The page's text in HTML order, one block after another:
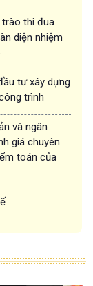
trào thi đua
diện nhiệm
tư xây dựng
trình
và ngân
giá chuyên
toán của